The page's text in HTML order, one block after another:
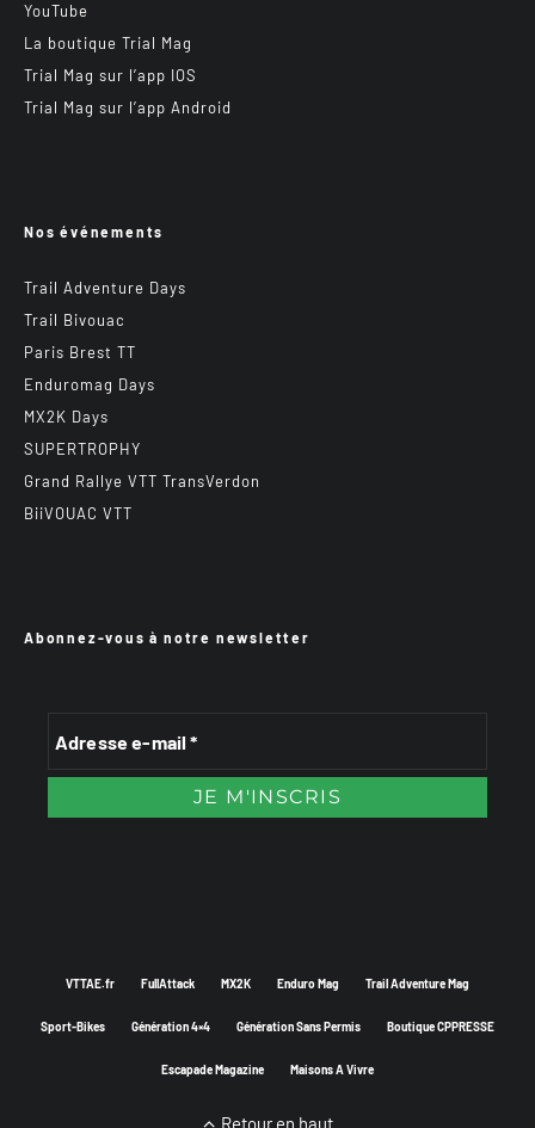
YouTube
La boutique Trial Mag
Trial Mag sur l’app IOS
Trial Mag sur l’app Android
Nos événements
Trail Adventure Days
Trail Bivouac
Paris Brest TT
Enduromag Days
MX2K Days
SUPERTROPHY
Grand Rallye VTT TransVerdon
BiiVOUAC VTT
Abonnez-vous à notre newsletter
VTTAE.fr FullAttack MX2K Enduro Mag Trail Adventure Mag
Sport-Bikes Génération 4×4 Génération Sans Permis Boutique CPPRESSE
Escapade Magazine Maisons A Vivre
Retour en haut